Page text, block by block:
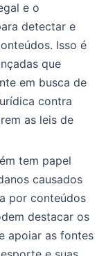
e o
detectar e
Isso é
que
em busca de
contra
as leis de
tem papel
causados
por conteúdos
destacar os
apoiar as fontes